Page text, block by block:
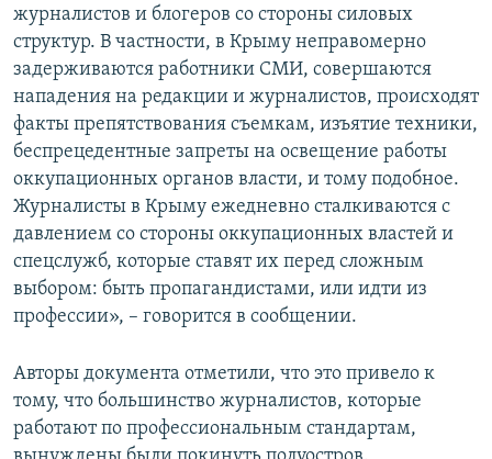
журналистов и блогеров со стороны силовых
структур. В частности, в Крыму неправомерно
задерживаются работники СМИ, совершаются
нападения на редакции и журналистов, происходят
факты препятствования съемкам, изъятие техники,
беспрецедентные запреты на освещение работы
оккупационных органов власти, и тому подобное.
Журналисты в Крыму ежедневно сталкиваются с
давлением со стороны оккупационных властей и
спецслужб, которые ставят их перед сложным
выбором: быть пропагандистами, или идти из
профессии», – говорится в сообщении.
Авторы документа отметили, что это привело к
тому, что большинство журналистов, которые
работают по профессиональным стандартам,